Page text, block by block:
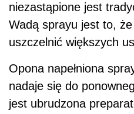
niezastąpione jest
Wadą sprayu jest to,
uszczelnić większych
Opona napełniona
nadaje się do
jest ubrudzona